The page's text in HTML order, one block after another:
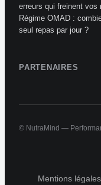
erreurs qui freinent vos
Régime OMAD :
seul repas par jour ?
PARTENAIRES
© NutraMind —
Mentions légales